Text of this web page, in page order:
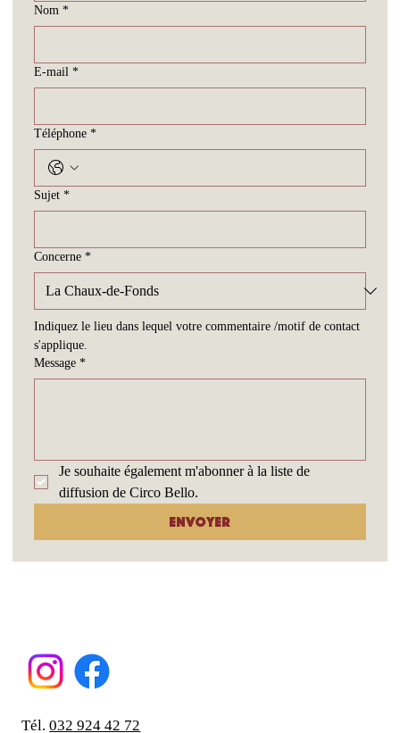
Nom *
E-mail *
Téléphone *
Sujet *
Concerne *
Indiquez le lieu dans lequel votre commentaire /motif de contact
s'applique.
Message *
Je souhaite également m'abonner à la liste de
diffusion de Circo Bello.
Envoyer
Tél.032 924 42 72